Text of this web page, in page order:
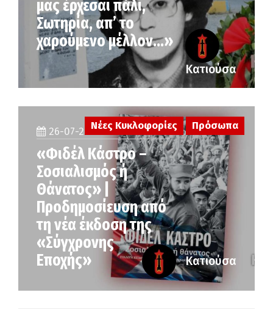
μας έρχεσαι πάλι,
Σωτηρία, απ’ το
χαρούμενο μέλλον…»
Κατιούσα
26-07-2026
«Φιδέλ Κάστρο –
Σοσιαλισμός ή
Θάνατος» |
Προδημοσίευση από
τη νέα έκδοση της
«Σύγχρονης
Εποχής»
Νέες Κυκλοφορίες Πρόσωπα
Κατιούσα